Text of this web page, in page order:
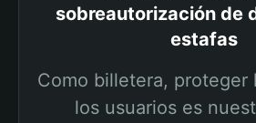
sobreautorización de
estafas
Como billetera, proteger
los usuarios es